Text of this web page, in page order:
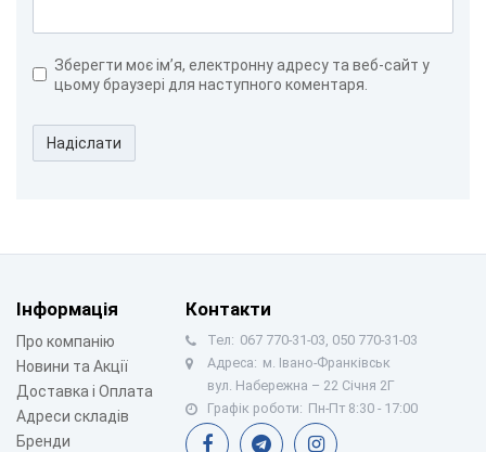
Зберегти моє ім’я, електронну адресу та веб-сайт у
цьому браузері для наступного коментаря.
Надіслати
Інформація
Про компанію
Новини та Акції
Доставка і Оплата
Адреси складів
Бренди
Контакти
Тел: 067 770-31-03, 050 770-31-03
Адреса: м. Івано-Франківськ
вул. Набережна – 22 Січня 2Г
Графік роботи: Пн-Пт 8:30 - 17:00